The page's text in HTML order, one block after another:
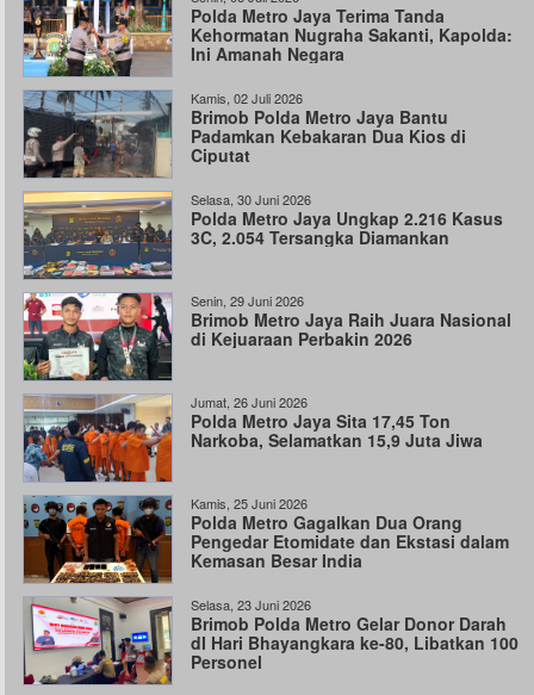
Polda Metro Jaya Terima Tanda
Kehormatan Nugraha Sakanti, Kapolda:
Ini Amanah Negara
Kamis, 02 Juli 2026
Brimob Polda Metro Jaya Bantu
Padamkan Kebakaran Dua Kios di
Ciputat
Selasa, 30 Juni 2026
Polda Metro Jaya Ungkap 2.216 Kasus
3C, 2.054 Tersangka Diamankan
Senin, 29 Juni 2026
Brimob Metro Jaya Raih Juara Nasional
di Kejuaraan Perbakin 2026
Jumat, 26 Juni 2026
Polda Metro Jaya Sita 17,45 Ton
Narkoba, Selamatkan 15,9 Juta Jiwa
Kamis, 25 Juni 2026
Polda Metro Gagalkan Dua Orang
Pengedar Etomidate dan Ekstasi dalam
Kemasan Besar India
Selasa, 23 Juni 2026
Brimob Polda Metro Gelar Donor Darah
dI Hari Bhayangkara ke-80, Libatkan 100
Personel